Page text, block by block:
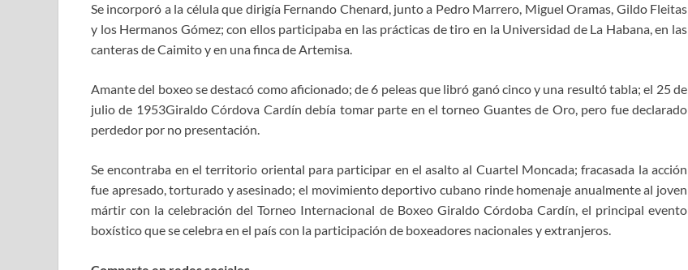
Se incorporó a la célula que dirigía Fernando Chenard, junto a Pedro Marrero, Miguel Oramas, Gildo Fleitas
y los Hermanos Gómez; con ellos participaba en las prácticas de tiro en la Universidad de La Habana, en las
canteras de Caimito y en una finca de Artemisa.
Amante del boxeo se destacó como aficionado; de 6 peleas que libró ganó cinco y una resultó tabla; el 25 de
julio de 1953Giraldo Córdova Cardín debía tomar parte en el torneo Guantes de Oro, pero fue declarado
perdedor por no presentación.
Se encontraba en el territorio oriental para participar en el asalto al Cuartel Moncada; fracasada la acción
fue apresado, torturado y asesinado; el movimiento deportivo cubano rinde homenaje anualmente al joven
mártir con la celebración del Torneo Internacional de Boxeo Giraldo Córdoba Cardín, el principal evento
boxístico que se celebra en el país con la participación de boxeadores nacionales y extranjeros.